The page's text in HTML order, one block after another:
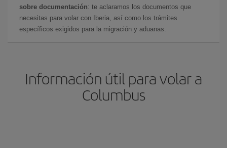
sobre documentación: te aclaramos los documentos que
necesitas para volar con Iberia, así como los trámites
específicos exigidos para la migración y aduanas.
Información útil para volar a
Columbus